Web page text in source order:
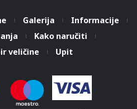
Galerija
Informacije
Kako naručiti
veličine
Upit